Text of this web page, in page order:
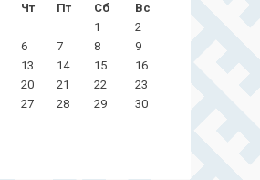
Чт Пт Сб
Вс
1
2
6 7 8
9
13 14 15
16
20 21 22
23
27 28 29
30